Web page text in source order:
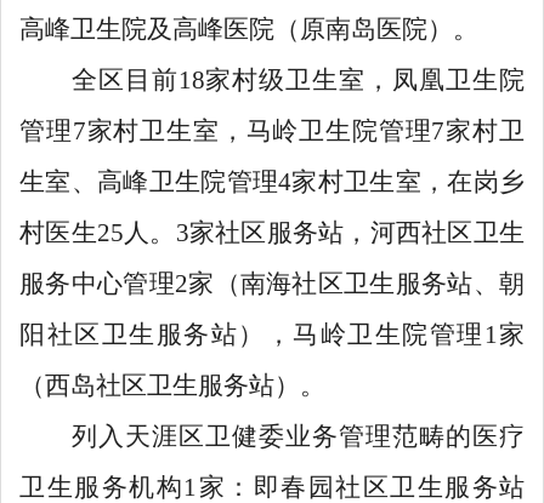
高峰卫生院及高峰医院（原南岛医院）。
全区目前18家村级卫生室，凤凰卫生院
管理7家村卫生室，马岭卫生院管理7家村卫
生室、高峰卫生院管理4家村卫生室，在岗乡
村医生25 人。 3家社区服务站，河西社区卫生
服务中心管理2家（南海社区卫生服务站、朝
阳社区卫生服务站），马岭卫生院管理 1 家
（西岛社区卫生服务站）。
列入天涯区卫健委业务管理范畴的医疗
卫生服务机构1 家：即春园社区卫生服务站